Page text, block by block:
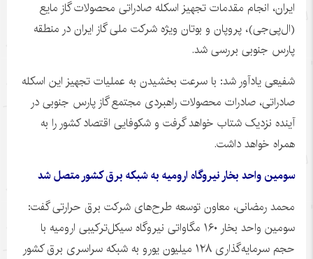
ایران، انجام مقدمات تجهیز اسکله صادراتی محصولات گاز مایع
(ال‌پی‌جی)، پروپان و بوتان ویژه شرکت ملی گاز ایران در منطقه
پارس جنوبی بررسی شد.
شفیعی یادآور شد: با سرعت بخشیدن به عملیات تجهیز این اسکله
صادراتی، صادرات محصولات راهبردی مجتمع گاز پارس جنوبی در
آینده نزدیک شتاب خواهد گرفت و شکوفایی اقتصاد کشور را به
همراه خواهد داشت.
سومین واحد بخار نیروگاه ارومیه به شبکه برق کشور متصل شد
محمد رمضانی، معاون توسعه طرح‌های شرکت برق حرارتی گفت:
سومین واحد بخار ۱۶۰ مگاواتی نیروگاه سیکل‌ترکیبی ارومیه با
حجم سرمایه‌گذاری ۱۲۸ میلیون یورو به شبکه سراسری برق کشور